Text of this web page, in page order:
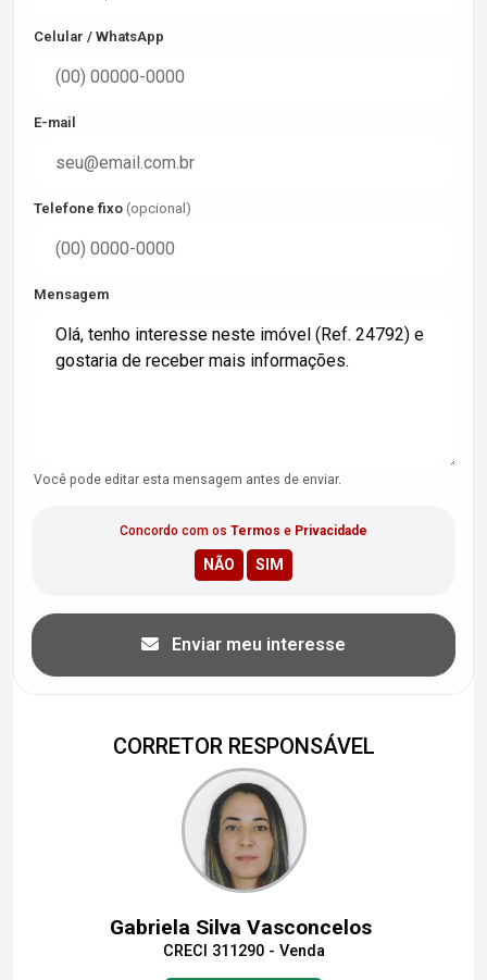
Celular / WhatsApp
E-mail
Telefone fixo (opcional)
Mensagem
Você pode editar esta mensagem antes de enviar.
Concordo com os Termos e Privacidade
Enviar meu interesse
CORRETOR RESPONSÁVEL
Gabriela Silva Vasconcelos
CRECI 311290 - Venda